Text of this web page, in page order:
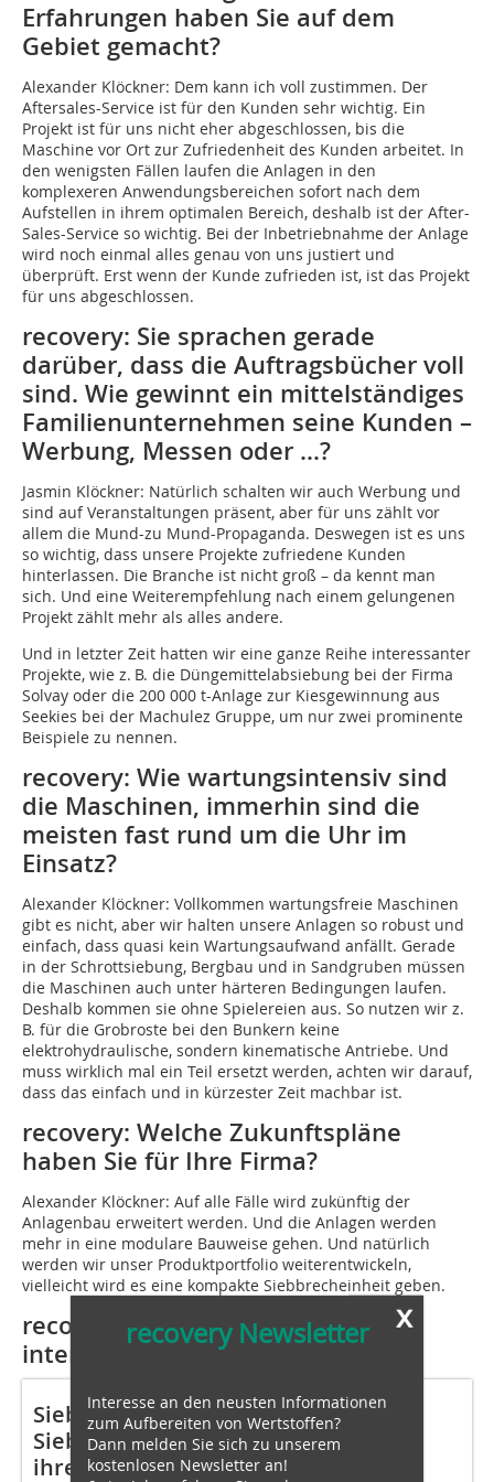
Erfahrungen haben Sie auf dem
Gebiet gemacht?
Alexander Klöckner: Dem kann ich voll zustimmen. Der
Aftersales-Service ist für den Kunden sehr wichtig. Ein
Projekt ist für uns nicht eher abgeschlossen, bis die
Maschine vor Ort zur Zufriedenheit des Kunden arbeitet. In
den wenigsten Fällen laufen die Anlagen in den
komplexeren Anwendungsbereichen sofort nach dem
Aufstellen in ihrem optimalen Bereich, deshalb ist der After-
Sales-Service so wichtig. Bei der Inbetriebnahme der Anlage
wird noch einmal alles genau von uns justiert und
überprüft. Erst wenn der Kunde zufrieden ist, ist das Projekt
für uns abgeschlossen.
recovery: Sie sprachen gerade
darüber, dass die Auftragsbücher voll
sind. Wie gewinnt ein mittelständiges
Familienunternehmen seine Kunden –
Werbung, Messen oder …?
Jasmin Klöckner: Natürlich schalten wir auch Werbung und
sind auf Veranstaltungen präsent, aber für uns zählt vor
allem die Mund-zu Mund-Propaganda. Deswegen ist es uns
so wichtig, dass unsere Projekte zufriedene Kunden
hinterlassen. Die Branche ist nicht groß – da kennt man
sich. Und eine Weiterempfehlung nach einem gelungenen
Projekt zählt mehr als alles andere.
Und in letzter Zeit hatten wir eine ganze Reihe interessanter
Projekte, wie z. B. die Düngemittelabsiebung bei der Firma
Solvay oder die 200 000 t-Anlage zur Kiesgewinnung aus
Seekies bei der Machulez Gruppe, um nur zwei prominente
Beispiele zu nennen.
recovery: Wie wartungsintensiv sind
die Maschinen, immerhin sind die
meisten fast rund um die Uhr im
Einsatz?
Alexander Klöckner: Vollkommen wartungsfreie Maschinen
gibt es nicht, aber wir halten unsere Anlagen so robust und
einfach, dass quasi kein Wartungsaufwand anfällt. Gerade
in der Schrottsiebung, Bergbau und in Sandgruben müssen
die Maschinen auch unter härteren Bedingungen laufen.
Deshalb kommen sie ohne Spielereien aus. So nutzen wir z.
B. für die Grobroste bei den Bunkern keine
elektrohydraulische, sondern kinematische Antriebe. Und
muss wirklich mal ein Teil ersetzt werden, achten wir darauf,
dass das einfach und in kürzester Zeit machbar ist.
recovery: Welche Zukunftspläne
haben Sie für Ihre Firma?
Alexander Klöckner: Auf alle Fälle wird zukünftig der
Anlagenbau erweitert werden. Und die Anlagen werden
mehr in eine modulare Bauweise gehen. Und natürlich
werden wir unser Produktportfolio weiterentwickeln,
vielleicht wird es eine kompakte Siebbrecheinheit geben.
recovery: Vielen Dank für das
interessante Gespräch!
Siebanlagen der Klöckner
Siebmaschinen GmbH & Co. KG und
ihre Hauptanwendungsbereiche
x
recovery Newsletter
Interesse an den neusten Informationen
zum Aufbereiten von Wertstoffen?
Dann melden Sie sich zu unserem
kostenlosen Newsletter an!